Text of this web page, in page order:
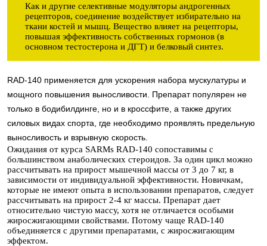
Как и другие селективные модуляторы андрогенных
рецепторов, соединение воздействует избирательно на
ткани костей и мышц. Вещество влияет на рецепторы,
повышая эффективность собственных гормонов (в
основном тестостерона и ДГТ) и белковый синтез.
RAD-140 применяется для ускорения набора мускулатуры и
мощного повышения выносливости. Препарат популярен не
только в бодибилдинге, но и в кроссфите, а также других
силовых видах спорта, где необходимо проявлять предельную
выносливость и взрывную скорость.
Ожидания от курса SARMs RAD-140 сопоставимы с
большинством анаболических стероидов. За один цикл можно
рассчитывать на прирост мышечной массы от 3 до 7 кг, в
зависимости от индивидуальной эффективности. Новичкам,
которые не имеют опыта в использовании препаратов, следует
рассчитывать на прирост 2-4 кг массы. Препарат дает
относительно чистую массу, хотя не отличается особыми
жиросжигающими свойствами. Потому чаще RAD-140
объединяется с другими препаратами, с жиросжигающим
эффектом.